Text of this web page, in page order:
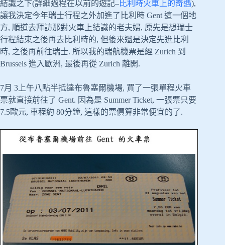
結識之下(詳細過程在以前的遊記–比利時火車上的奇遇),
讓我決定今年瑞士行程之外加進了比利時 Gent 這一個地
方, 順道去拜訪那對火車上結識的老夫婦, 原先是想瑞士
行程結束之後再去比利時的, 但後來還是決定先進比利
時, 之後再前往瑞士. 所以我的瑞航機票是經 Zurich 到
Brussels 進入歐洲, 最後再從 Zurich 離開.
7月 3上午八點半抵達布魯塞爾機場, 買了一張單程火車
票就直接前往了 Gent. 因為是 Summer Ticket, 一張票只要
7.5歐元, 車程約 80分鐘, 這樣的票價算非常便宜的了.